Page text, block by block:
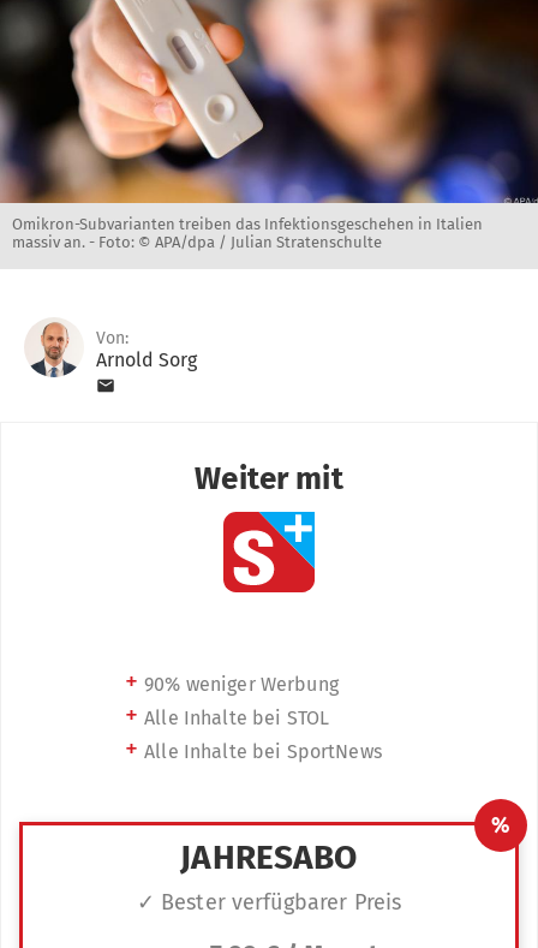
Omikron-Subvarianten treiben das Infektionsgeschehen in Italien
massiv an. - Foto: © APA/dpa / Julian Stratenschulte
Von:
Arnold Sorg